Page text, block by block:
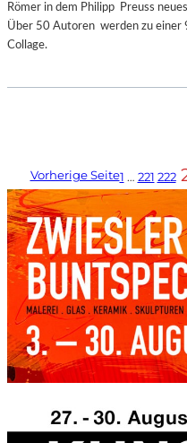
Römer in dem Philipp Preuss
Über 50 Autoren werden zu
Collage.
Vorherige Seite1 … 221 222